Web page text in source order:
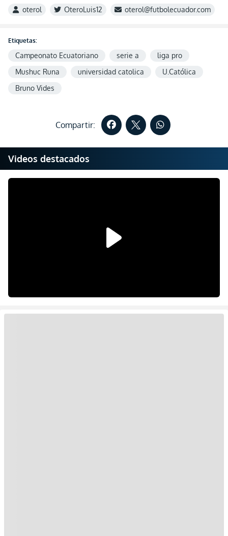
oterol OteroLuis12 oterol@futbolecuador.com
Etiquetas:
Campeonato Ecuatoriano serie a
liga pro
Mushuc Runa
universidad catolica
U.Católica
Bruno Vides
Compartir:
Videos destacados